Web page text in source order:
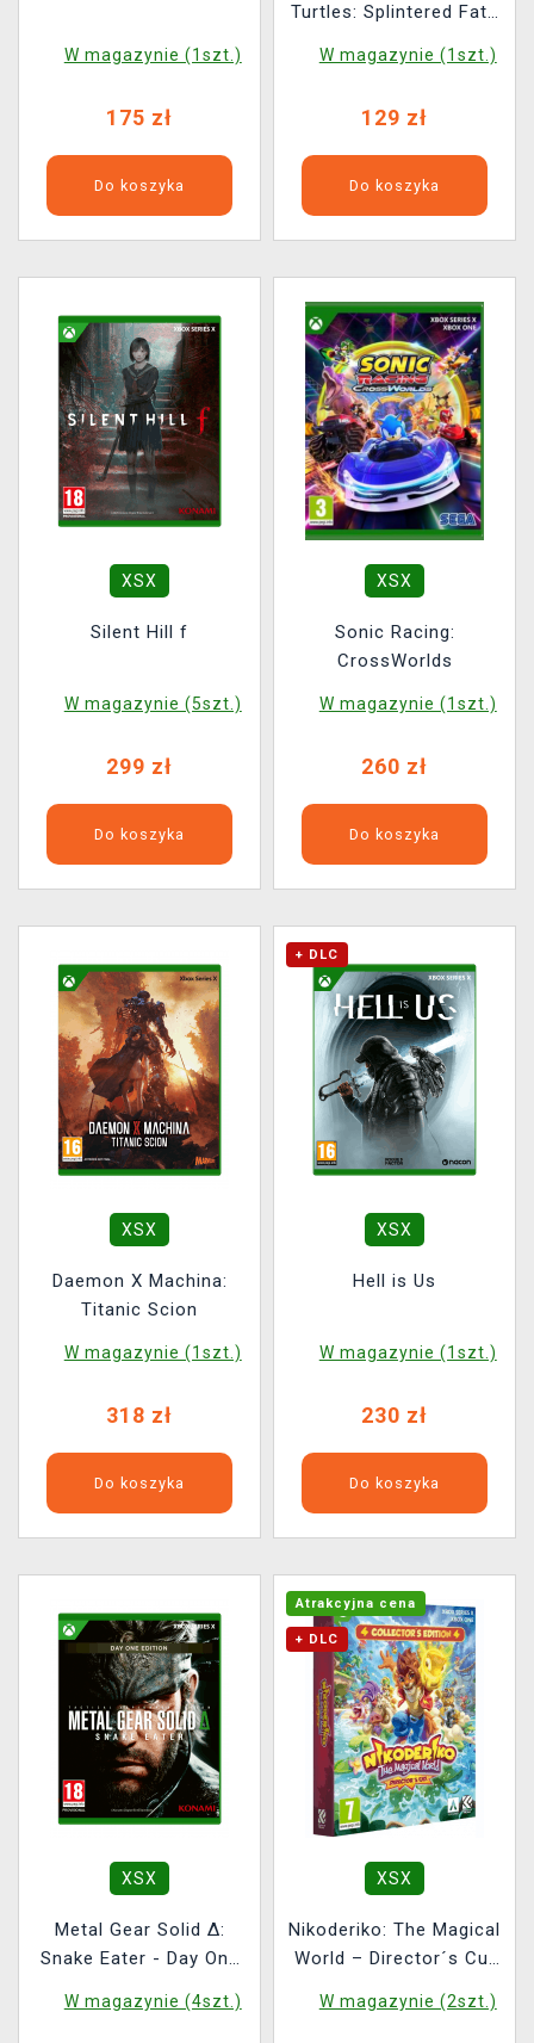
W magazynie (1szt.)
175 zł
Do koszyka
Turtles: Splintered Fate
W magazynie (1szt.)
129 zł
Do koszyka
XSX
Silent Hill f
W magazynie (5szt.)
299 zł
Do koszyka
XSX
Sonic Racing:
CrossWorlds
W magazynie (1szt.)
260 zł
Do koszyka
XSX
Daemon X Machina:
Titanic Scion
W magazynie (1szt.)
318 zł
Do koszyka
+ DLC
XSX
Hell is Us
W magazynie (1szt.)
230 zł
Do koszyka
XSX
Metal Gear Solid Δ:
Snake Eater - Day One
W magazynie (4szt.)
Atrakcyjna cena
+ DLC
XSX
Nikoderiko: The Magical
World – Director´s Cut
W magazynie (2szt.)